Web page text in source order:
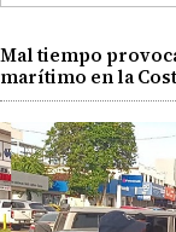
Mal tiempo
marítimo en la